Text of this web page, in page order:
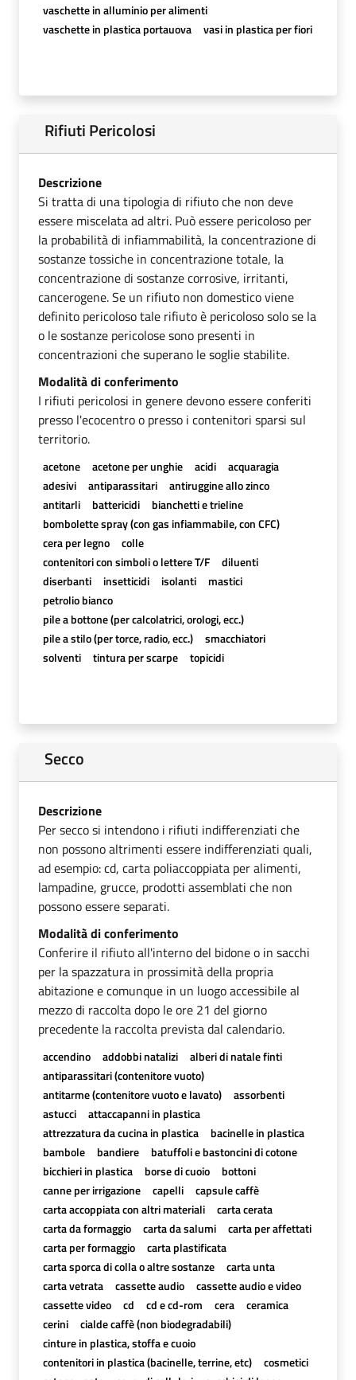
vaschette in alluminio per alimenti
vaschette in plastica portauova
vasi in plastica per fiori
Rifiuti Pericolosi
Descrizione
Si tratta di una tipologia di rifiuto che non deve
essere miscelata ad altri. Può essere pericoloso per
la probabilità di infiammabilità, la concentrazione di
sostanze tossiche in concentrazione totale, la
concentrazione di sostanze corrosive, irritanti,
cancerogene. Se un rifiuto non domestico viene
definito pericoloso tale rifiuto è pericoloso solo se la
o le sostanze pericolose sono presenti in
concentrazioni che superano le soglie stabilite.
Modalità di conferimento
I rifiuti pericolosi in genere devono essere conferiti
presso l'ecocentro o presso i contenitori sparsi sul
territorio.
acetone acetone per unghie acidi
acquaragia
adesivi
antiparassitari
antiruggine allo zinco
antitarli
battericidi
bianchetti e trieline
bombolette spray (con gas infiammabile, con CFC)
cera per legno
colle
contenitori con simboli o lettere T/F
diluenti
diserbanti
insetticidi isolanti
mastici
petrolio bianco
pile a bottone (per calcolatrici, orologi, ecc.)
pile a stilo (per torce, radio, ecc.)
smacchiatori
solventi
tintura per scarpe topicidi
Secco
Descrizione
Per secco si intendono i rifiuti indifferenziati che
non possono altrimenti essere indifferenziati quali,
ad esempio: cd, carta poliaccoppiata per alimenti,
lampadine, grucce, prodotti assemblati che non
possono essere separati.
Modalità di conferimento
Conferire il rifiuto all'interno del bidone o in sacchi
per la spazzatura in prossimità della propria
abitazione e comunque in un luogo accessibile al
mezzo di raccolta dopo le ore 21 del giorno
precedente la raccolta prevista dal calendario.
accendino addobbi natalizi
alberi di natale finti
antiparassitari (contenitore vuoto)
antitarme (contenitore vuoto e lavato)
assorbenti
astucci
attaccapanni in plastica
attrezzatura da cucina in plastica
bacinelle in plastica
bambole
bandiere
batuffoli e bastoncini di cotone
bicchieri in plastica
borse di cuoio
bottoni
canne per irrigazione
capelli
capsule caffè
carta accoppiata con altri materiali
carta cerata
carta da formaggio
carta da salumi
carta per affettati
carta per formaggio
carta plastificata
carta sporca di colla o altre sostanze
carta unta
carta vetrata
cassette audio
cassette audio e video
cassette video
cd cd e cd-rom cera
ceramica
cerini
cialde caffè (non biodegradabili)
cinture in plastica, stoffa e cuoio
contenitori in plastica (bacinelle, terrine, etc)
cosmetici